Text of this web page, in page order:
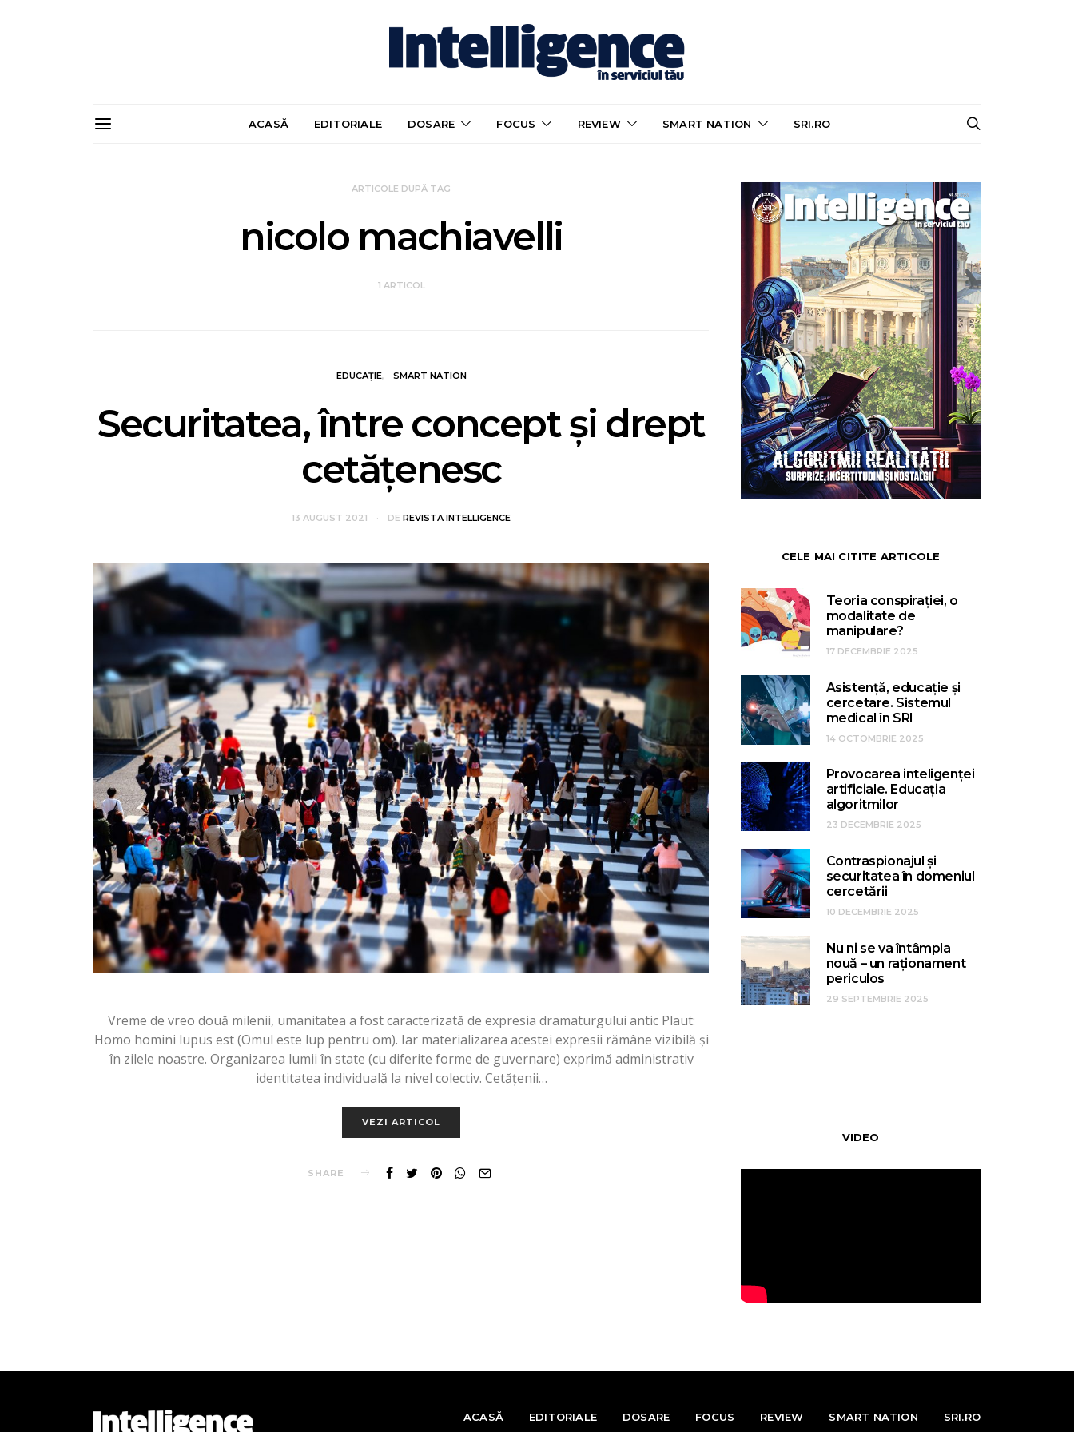
ACASĂ EDITORIALE DOSARE FOCUS REVIEW SMART NATION SRI.RO
ARTICOLE DUPĂ TAG
nicolo machiavelli
1 ARTICOL
EDUCAȚIE SMART NATION
Securitatea, între concept și drept
cetățenesc
13 AUGUST 2021 DE REVISTA INTELLIGENCE
Vreme de vreo două milenii, umanitatea a fost caracterizată de expresia dramaturgului antic Plaut:
Homo homini lupus est (Omul este lup pentru om). Iar materializarea acestei expresii rămâne vizibilă și
în zilele noastre. Organizarea lumii în state (cu diferite forme de guvernare) exprimă administrativ
identitatea individuală la nivel colectiv. Cetățenii…
VEZI ARTICOL
SHARE
CELE MAI CITITE ARTICOLE
Teoria conspirației, o
modalitate de
manipulare?
17 DECEMBRIE 2025
Asistență, educație și
cercetare. Sistemul
medical în SRI
14 OCTOMBRIE 2025
Provocarea inteligenței
artificiale. Educația
algoritmilor
23 DECEMBRIE 2025
Contraspionajul și
securitatea în domeniul
cercetării
10 DECEMBRIE 2025
Nu ni se va întâmpla
nouă – un raționament
periculos
29 SEPTEMBRIE 2025
VIDEO
ACASĂ EDITORIALE DOSARE FOCUS REVIEW SMART NATION SRI.RO